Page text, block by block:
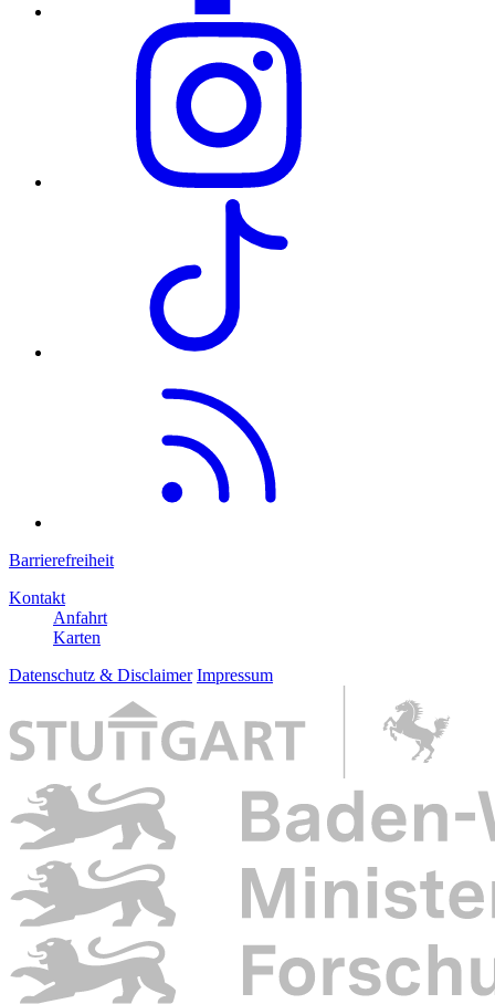
Barrierefreiheit
Kontakt
Anfahrt
Karten
Datenschutz & Disclaimer Impressum